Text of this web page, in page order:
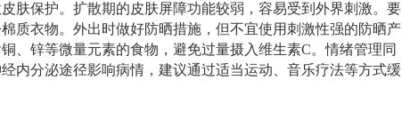
肤保护。扩散期的皮肤屏障功能较弱，容易受到外界刺激。要
质衣物。外出时做好防晒措施，但不宜使用刺激性强的防晒产
、锌等微量元素的食物，避免过量摄入维生素C。情绪管理同
内分泌途径影响病情，建议通过适当运动、音乐疗法等方式缓